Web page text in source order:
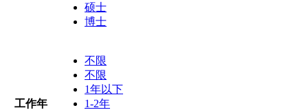
硕士
博士
工作年
不限
不限
1年以下
1-2年